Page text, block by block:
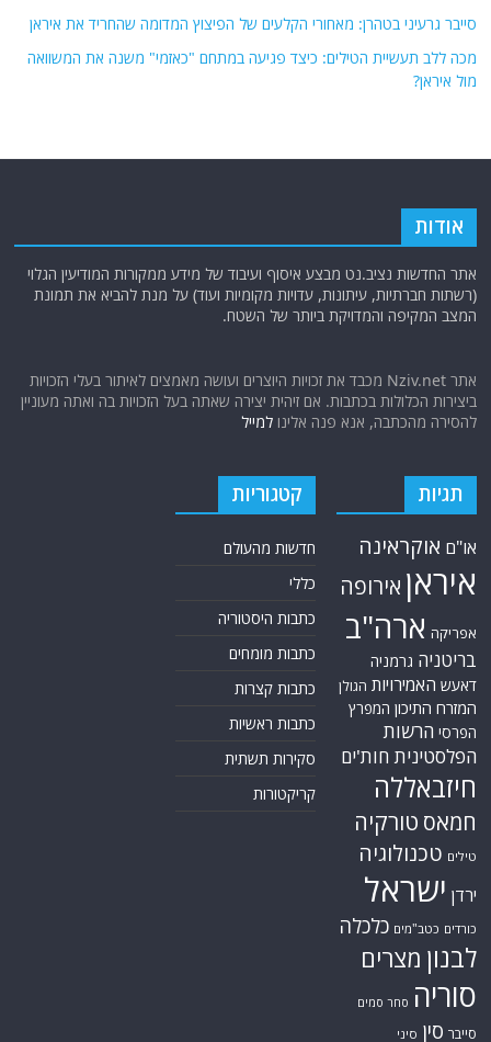
סייבר גרעיני בטהרן: מאחורי הקלעים של הפיצוץ המדומה שהחריד את איראן
מכה ללב תעשיית הטילים: כיצד פגיעה במתחם "כאזמי" משנה את המשוואה
מול איראן?
אודות
אתר החדשות נציב.נט מבצע איסוף ועיבוד של מידע ממקורות המודיעין הגלוי
(רשתות חברתיות, עיתונות, עדויות מקומיות ועוד) על מנת להביא את תמונת
המצב המקיפה והמדויקת ביותר של השטח.
אתר Nziv.net מכבד את זכויות היוצרים ועושה מאמצים לאיתור בעלי הזכויות
ביצירות הכלולות בכתבות. אם זיהית יצירה שאתה בעל הזכויות בה ואתה מעוניין
להסירה מהכתבה, אנא פנה אלינולמייל
תגיות
או"ם אוקראינה
איראן אירופה
אפריקה ארה"ב
בריטניה גרמניה
דאעש האמירויות הגולן
המזרח התיכון המפרץ
הפרסי הרשות
הפלסטינית חות'ים
חיזבאללה
חמאס טורקיה
טילים טכנולוגיה
ירדן ישראל
כורדים כטב"מים כלכלה
לבנון מצרים
סוריה סחר סמים
סייבר סין סיני
קטגוריות
חדשות מהעולם
כללי
כתבות היסטוריה
כתבות מומחים
כתבות קצרות
כתבות ראשיות
סקירות תשתית
קריקטורות